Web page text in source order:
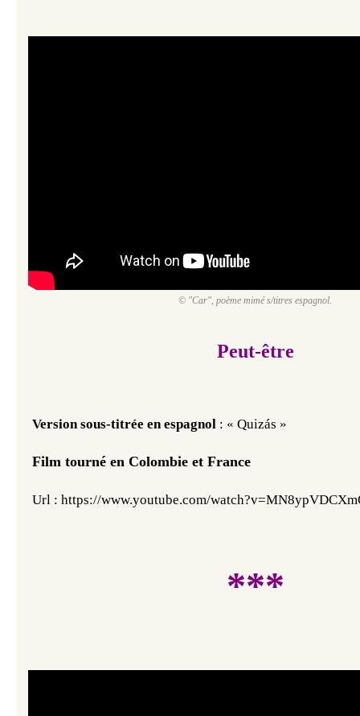
© "Car", poème mimé s/titres espagnol.
Peut-être
Version sous-titrée en espagnol : « Quizás »
Film tourné en Colombie et France
Url : https://www.youtube.com/
***